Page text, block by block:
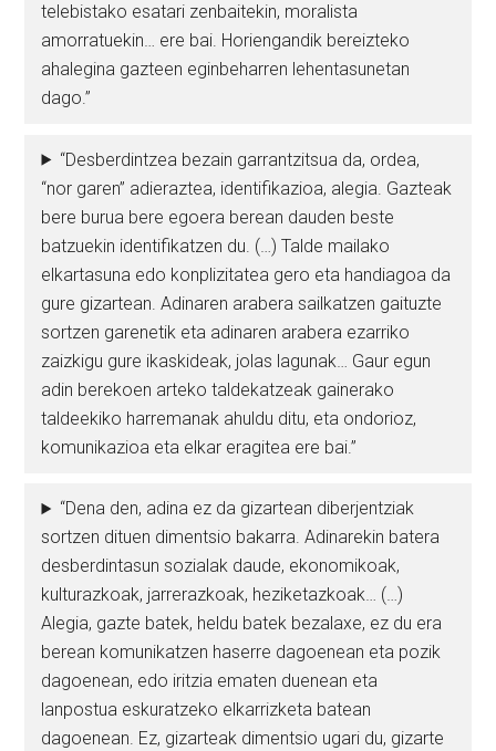
telebistako esatari zenbaitekin, moralista
amorratuekin… ere bai. Horiengandik bereizteko
ahalegina gazteen eginbeharren lehentasunetan
dago.”
“Desberdintzea bezain garrantzitsua da, ordea,
“nor garen” adieraztea, identifikazioa, alegia. Gazteak
bere burua bere egoera berean dauden beste
batzuekin identifikatzen du. (…) Talde mailako
elkartasuna edo konplizitatea gero eta handiagoa da
gure gizartean. Adinaren arabera sailkatzen gaituzte
sortzen garenetik eta adinaren arabera ezarriko
zaizkigu gure ikaskideak, jolas lagunak… Gaur egun
adin berekoen arteko taldekatzeak gainerako
taldeekiko harremanak ahuldu ditu, eta ondorioz,
komunikazioa eta elkar eragitea ere bai.”
“Dena den, adina ez da gizartean diberjentziak
sortzen dituen dimentsio bakarra. Adinarekin batera
desberdintasun sozialak daude, ekonomikoak,
kulturazkoak, jarrerazkoak, heziketazkoak… (…)
Alegia, gazte batek, heldu batek bezalaxe, ez du era
berean komunikatzen haserre dagoenean eta pozik
dagoenean, edo iritzia ematen duenean eta
lanpostua eskuratzeko elkarrizketa batean
dagoenean. Ez, gizarteak dimentsio ugari du, gizarte